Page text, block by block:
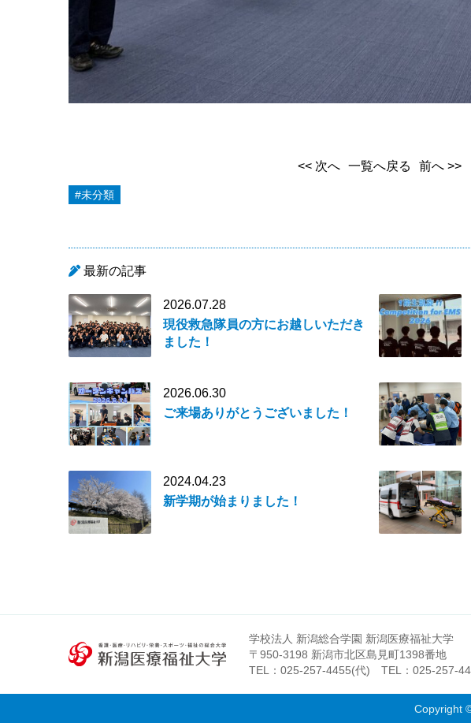
<< 次へ 一覧へ戻る 前へ >>
#未分類
最新の記事
2026.07.28
現役救急隊員の方にお越しいただき
ました！
2026.06.30
ご来場ありがとうございました！
2024.04.23
新学期が始まりました！
学校法人 新潟総合学園 新潟医療福祉大学
〒950-3198 新潟市北区島見町1398番地
TEL： 025-257-4455(代) TEL： 025-257-
Copyright